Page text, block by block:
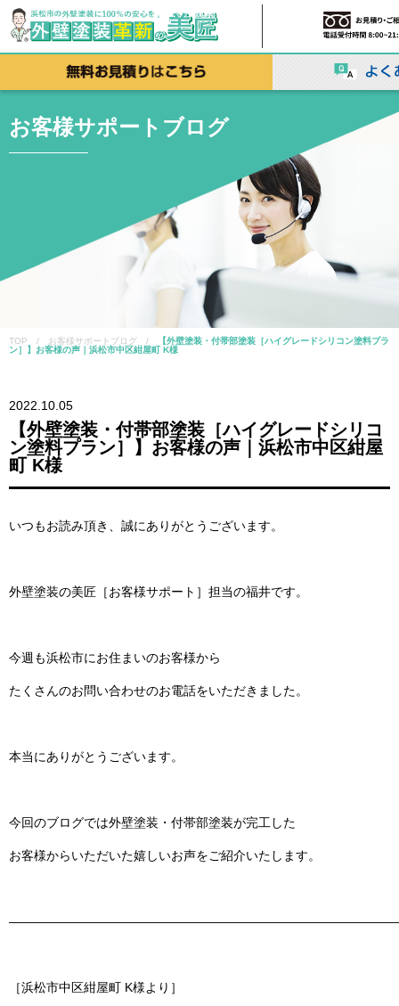
お客様サポートブログ
TOP / お客様サポートブログ /
【外壁塗装・付帯部塗装［ハイグレードシリコン塗料プラ
ン］】お客様の声｜浜松市中区紺屋町 K様
2022.10.05
【外壁塗装・付帯部塗装［ハイグレードシリコ
ン塗料プラン］】お客様の声｜浜松市中区紺屋
町 K様
いつもお読み頂き、誠にありがとうございます。
外壁塗装の美匠［お客様サポート］担当の福井です。
今週も浜松市にお住まいのお客様から
たくさんのお問い合わせのお電話をいただきました。
本当にありがとうございます。
今回のブログでは外壁塗装・付帯部塗装が完工した
お客様からいただいた嬉しいお声をご紹介いたします。
［浜松市中区紺屋町 K様より］